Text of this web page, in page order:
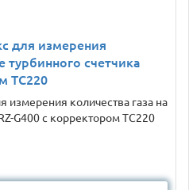
для измерения
турбинного счетчика
ТС220
измерения количества газа на
G400 с корректором ТС220